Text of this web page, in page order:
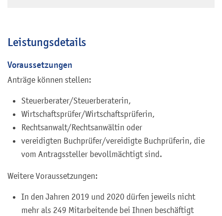
Leistungsdetails
Voraussetzungen
Anträge können stellen:
Steuerberater/Steuerberaterin,
Wirtschaftsprüfer/Wirtschaftsprüferin,
Rechtsanwalt/Rechtsanwältin oder
vereidigten Buchprüfer/vereidigte Buchprüferin, die
vom Antragssteller bevollmächtigt sind.
Weitere Voraussetzungen:
In den Jahren 2019 und 2020 dürfen jeweils nicht
mehr als 249 Mitarbeitende bei Ihnen beschäftigt